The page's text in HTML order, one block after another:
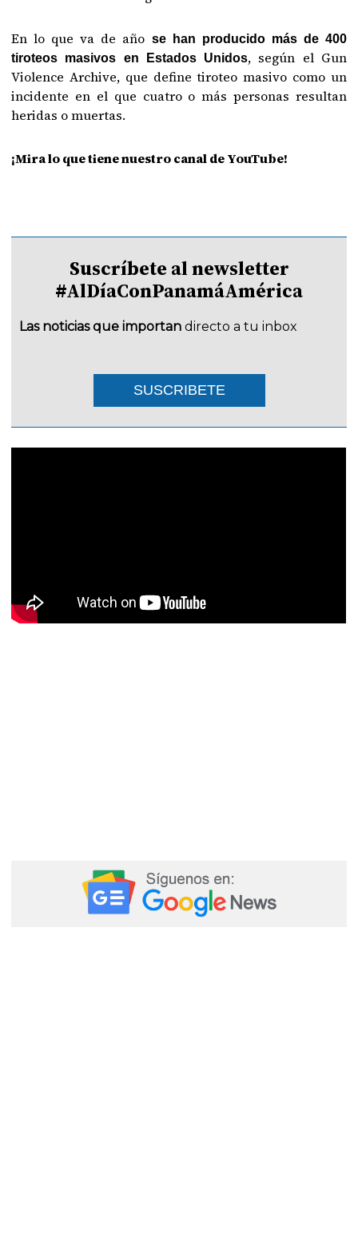
En lo que va de año se han producido más de 400
tiroteos masivos en Estados Unidos, según el Gun
Violence Archive, que define tiroteo masivo como un
incidente en el que cuatro o más personas resultan
heridas o muertas.
¡Mira lo que tiene nuestro canal de YouTube!
Suscríbete al newsletter
#AlDíaConPanamáAmérica
Las noticias que importan directo a tu inbox
SUSCRIBETE